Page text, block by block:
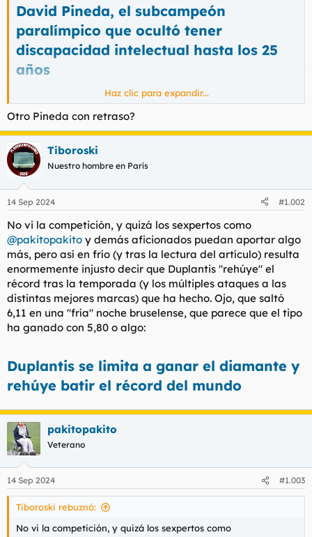
l
t
e
m
a
o
David Pineda, el subcampeón
paralímpico que ocultó tener
discapacidad intelectual hasta los 25
años
La labor de ocultación debió ser más que ardua... Titánica:
Haz clic para expandir...
Otro Pineda con retraso?
Tiboroski
Nuestro hombre en París
14 Sep 2024 #1.002
No vi la competición, y quizá los sexpertos como
@pakitopakito y demás aficionados puedan aportar algo
más, pero así en frío (y tras la lectura del artículo) resulta
enormemente injusto decir que Duplantis "rehúye" el
récord tras la temporada (y los múltiples ataques a las
distintas mejores marcas) que ha hecho. Ojo, que saltó
6,11 en una "fría" noche bruselense, que parece que el tipo
ha ganado con 5,80 o algo:
Duplantis se limita a ganar el diamante y
rehúye batir el récord del mundo
pakitopakito
Veterano
14 Sep 2024 #1.003
Tiboroski rebuznó:
No vi la competición, y quizá los sexpertos como